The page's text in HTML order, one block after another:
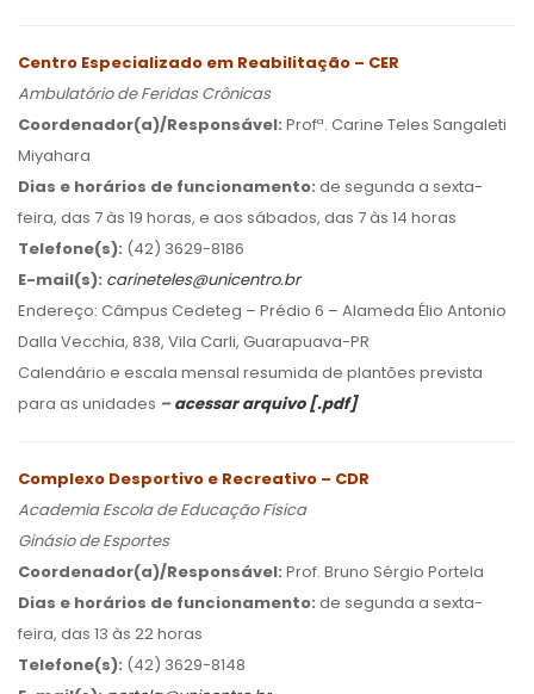
Centro Especializado em Reabilitação – CER
Ambulatório de Feridas Crônicas
Coordenador(a)/Responsável: Profª. Carine Teles Sangaleti
Miyahara
Dias e horários de funcionamento: de segunda a sexta-
feira, das 7 às 19 horas, e aos sábados, das 7 às 14 horas
Telefone(s): (42) 3629-8186
E-mail(s): carineteles@unicentro.br
Endereço: Câmpus Cedeteg – Prédio 6 – Alameda Élio Antonio
Dalla Vecchia, 838, Vila Carli, Guarapuava-PR
Calendário e escala mensal resumida de plantões prevista
para as unidades –acessar arquivo [.pdf]
Complexo Desportivo e Recreativo – CDR
Academia Escola de Educação Física
Ginásio de Esportes
Coordenador(a)/Responsável: Prof. Bruno Sérgio Portela
Dias e horários de funcionamento: de segunda a sexta-
feira, das 13 às 22 horas
Telefone(s): (42) 3629-8148